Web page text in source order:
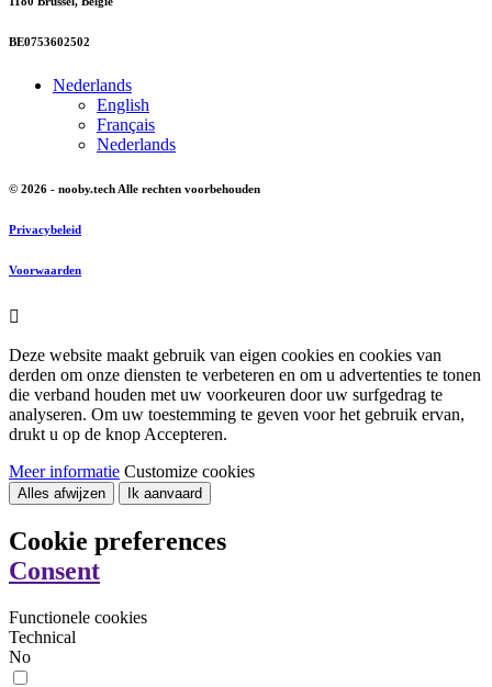
BE0753602502
Nederlands
English
Français
Nederlands
© 2026 - nooby.tech Alle rechten voorbehouden
Privacybeleid
Voorwaarden

Deze website maakt gebruik van eigen cookies en cookies van
derden om onze diensten te verbeteren en om u advertenties te tonen
die verband houden met uw voorkeuren door uw surfgedrag te
analyseren. Om uw toestemming te geven voor het gebruik ervan,
drukt u op de knop Accepteren.
Meer informatie Customize cookies
Alles afwijzen Ik aanvaard
Cookie preferences
Consent
Functionele cookies
Technical
No